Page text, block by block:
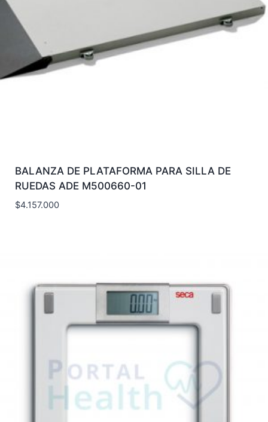
BALANZA DE PLATAFORMA PARA SILLA DE
RUEDAS ADE M500660-01
$4.157.000